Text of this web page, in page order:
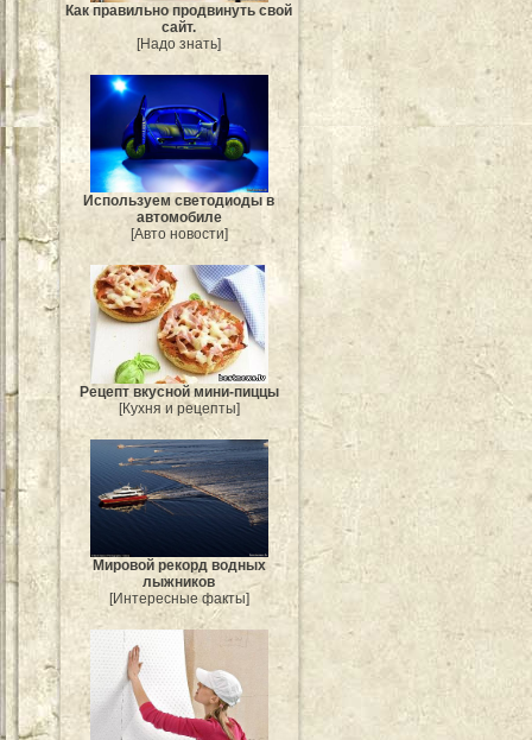
Как правильно продвинуть свой
сайт.
[Надо знать]
Используем светодиоды в
автомобиле
[Авто новости]
Рецепт вкусной мини-пиццы
[Кухня и рецепты]
Мировой рекорд водных
лыжников
[Интересные факты]